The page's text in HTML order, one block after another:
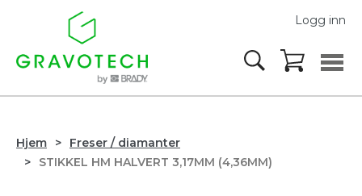
Logg inn
Hjem
Freser / diamanter
STIKKEL HM HALVERT 3,17MM (4,36MM)